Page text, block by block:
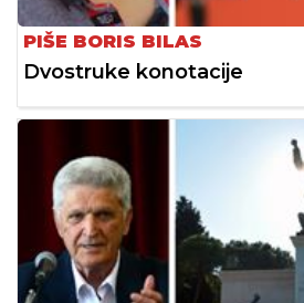
PIŠE BORIS BILAS
Dvostruke konotacije